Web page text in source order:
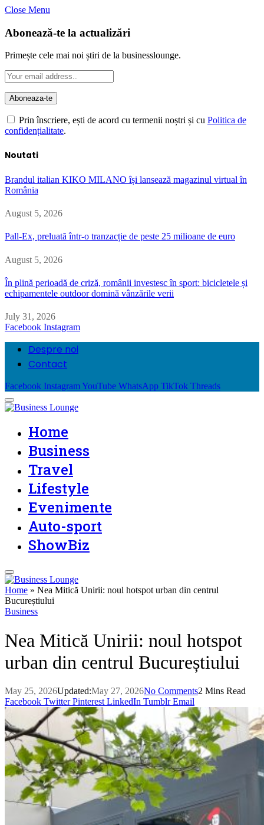
Close Menu
Abonează-te la actualizări
Primește cele mai noi știri de la businesslounge.
Prin înscriere, ești de acord cu termenii noștri și cu Politica de
confidențialitate.
Noutati
Brandul italian KIKO MILANO își lansează magazinul virtual în
România
August 5, 2026
Pall-Ex, preluată într-o tranzacție de peste 25 milioane de euro
August 5, 2026
În plină perioadă de criză, românii investesc în sport: bicicletele și
echipamentele outdoor domină vânzările verii
July 31, 2026
Facebook Instagram
Despre noi
Contact
Facebook InstagramYouTube WhatsApp TikTok Threads
Home
Business
Travel
Lifestyle
Evenimente
Auto-sport
ShowBiz
Home » Nea Mitică Unirii: noul hotspot urban din centrul
Bucureștiului
Business
Nea Mitică Unirii: noul hotspot
urban din centrul Bucureștiului
May 25, 2026Updated:May 27, 2026No Comments2 Mins Read
Facebook Twitter Pinterest LinkedIn Tumblr Email